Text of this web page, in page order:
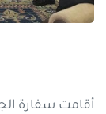
أقامت سفارة